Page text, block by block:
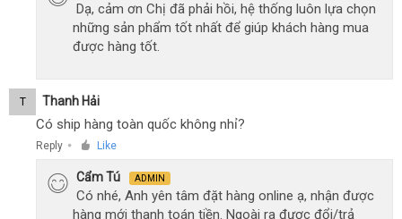
Dạ, cảm ơn Chị đã phải hồi, hệ thống luôn lựa chọn
những sản phẩm tốt nhất để giúp khách hàng mua
được hàng tốt.
T Thanh Hải
Có ship hàng toàn quốc không nhỉ?
Reply ● Like
Cẩm Tú ADMIN
Có nhé, Anh yên tâm đặt hàng online ạ, nhận được
hàng mới thanh toán tiền. Ngoài ra được đổi/trả